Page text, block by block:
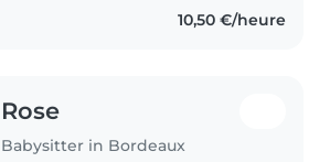
10,50 €/heure
Rose
Babysitter in Bordeaux